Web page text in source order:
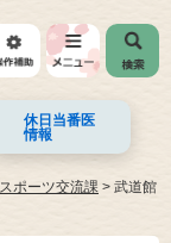
休日当番医
情報
スポーツ交流課 > 武道館